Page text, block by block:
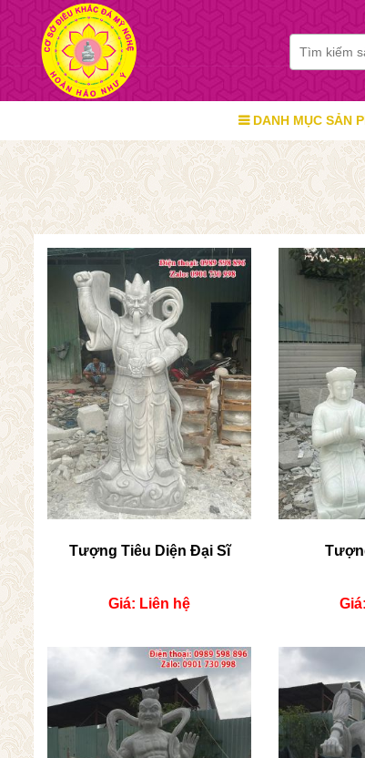
DANH MỤC SẢN
Tượng Tiêu Diện Đại Sĩ
Giá: Liên hệ